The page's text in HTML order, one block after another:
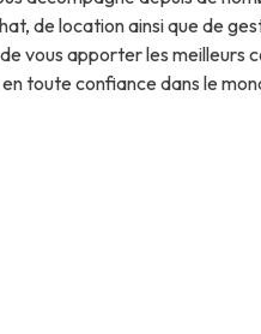
de location ainsi que de
vous apporter les meilleurs
toute confiance dans le